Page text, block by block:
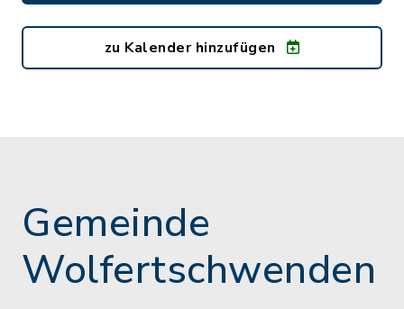
zu Kalender hinzufügen
Gemeinde
Wolfertschwenden